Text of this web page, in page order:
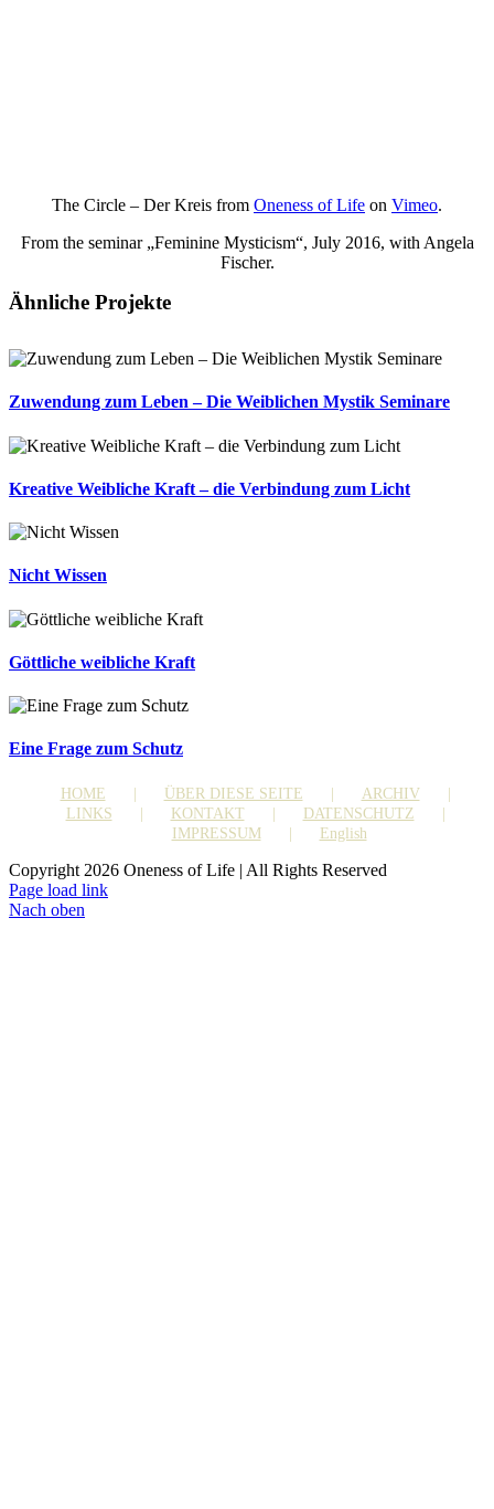
The Circle – Der Kreis from Oneness of Life on Vimeo.
From the seminar „Feminine Mysticism“, July 2016, with Angela
Fischer.
Ähnliche Projekte
Zuwendung zum Leben – Die Weiblichen Mystik Seminare
Kreative Weibliche Kraft – die Verbindung zum Licht
Nicht Wissen
Göttliche weibliche Kraft
Eine Frage zum Schutz
HOME ÜBER DIESE SEITE
ARCHIV
LINKS
KONTAKT
DATENSCHUTZ
IMPRESSUM
English
Copyright 2026 Oneness of Life | All Rights Reserved
Page load link
Nach oben